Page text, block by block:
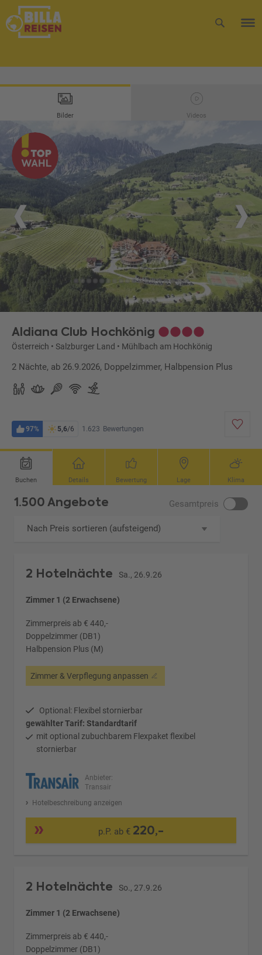
Bilder Videos
Aldiana Club Hochkönig
Österreich • Salzburger Land • Mühlbach am Hochkönig
2 Nächte, ab 26.9.2026, Doppelzimmer, Halbpension Plus
97% 5,6/6 1.623 Bewertungen
Buchen Details Bewertung Lage Klima
1.500 Angebote Gesamtpreis
Nach Preis sortieren (aufsteigend)
2 Hotelnächte Sa., 26.9.26
Zimmer 1 (2 Erwachsene)
Zimmerpreis ab € 440,-
Doppelzimmer (DB1)
Halbpension Plus (M)
Zimmer & Verpflegung anpassen
Optional: Flexibel stornierbar
gewählter Tarif: Standardtarif
mit optional zubuchbarem Flexpaket flexibel
stornierbar
Anbieter:
Transair
Hotelbeschreibung anzeigen
p.P. ab € 220,-
2 Hotelnächte So., 27.9.26
Zimmer 1 (2 Erwachsene)
Zimmerpreis ab € 440,-
Doppelzimmer (DB1)